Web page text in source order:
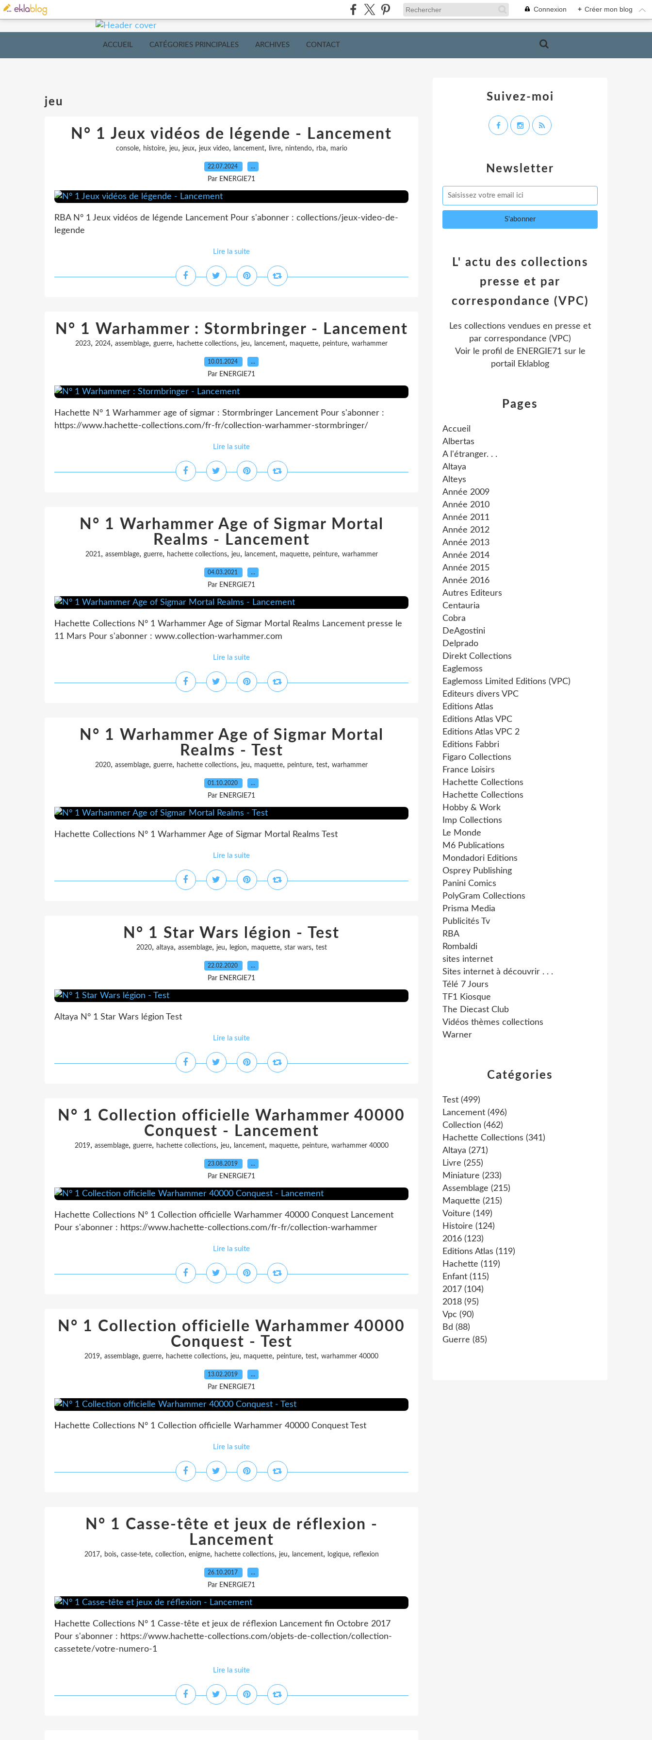
Connexion + Créer mon blog
ACCUEIL CATÉGORIES PRINCIPALES ARCHIVES CONTACT
jeu
N° 1 Jeux vidéos de légende - Lancement
console, histoire, jeu, jeux, jeux video, lancement, livre, nintendo, rba, mario
22.07.2024 …
Par ENERGIE71
RBA N° 1 Jeux vidéos de légende Lancement Pour s'abonner : collections/jeux-video-de-
legende
Lire la suite
N° 1 Warhammer : Stormbringer - Lancement
2023, 2024, assemblage, guerre, hachette collections, jeu, lancement, maquette, peinture, warhammer
10.01.2024 …
Par ENERGIE71
Hachette N° 1 Warhammer age of sigmar : Stormbringer Lancement Pour s'abonner :
https://www.hachette-collections.com/fr-fr/collection-warhammer-stormbringer/
Lire la suite
N° 1 Warhammer Age of Sigmar Mortal
Realms - Lancement
2021, assemblage, guerre, hachette collections, jeu, lancement, maquette, peinture, warhammer
04.03.2021 …
Par ENERGIE71
Hachette Collections N° 1 Warhammer Age of Sigmar Mortal Realms Lancement presse le
11 Mars Pour s'abonner : www.collection-warhammer.com
Lire la suite
N° 1 Warhammer Age of Sigmar Mortal
Realms - Test
2020, assemblage, guerre, hachette collections, jeu, maquette, peinture, test, warhammer
01.10.2020 …
Par ENERGIE71
Hachette Collections N° 1 Warhammer Age of Sigmar Mortal Realms Test
Lire la suite
N° 1 Star Wars légion - Test
2020, altaya, assemblage, jeu, legion, maquette, star wars, test
22.02.2020 …
Par ENERGIE71
Altaya N° 1 Star Wars légion Test
Lire la suite
N° 1 Collection officielle Warhammer 40000
Conquest - Lancement
2019, assemblage, guerre, hachette collections, jeu, lancement, maquette, peinture, warhammer 40000
23.08.2019 …
Par ENERGIE71
Hachette Collections N° 1 Collection officielle Warhammer 40000 Conquest Lancement
Pour s'abonner : https://www.hachette-collections.com/fr-fr/collection-warhammer
Lire la suite
N° 1 Collection officielle Warhammer 40000
Conquest - Test
2019, assemblage, guerre, hachette collections, jeu, maquette, peinture, test, warhammer 40000
13.02.2019 …
Par ENERGIE71
Hachette Collections N° 1 Collection officielle Warhammer 40000 Conquest Test
Lire la suite
N° 1 Casse-tête et jeux de réflexion -
Lancement
2017, bois, casse-tete, collection, enigme, hachette collections, jeu, lancement, logique, reflexion
26.10.2017 …
Par ENERGIE71
Hachette Collections N° 1 Casse-tête et jeux de réflexion Lancement fin Octobre 2017
Pour s'abonner : https://www.hachette-collections.com/objets-de-collection/collection-
cassetete/votre-numero-1
Lire la suite
Newsletter
Catégories
Test (499)
Lancement (496)
Collection (462)
Hachette Collections (341)
Altaya (271)
Livre (255)
Miniature (233)
Assemblage (215)
Maquette (215)
Voiture (149)
Histoire (124)
2016 (123)
Editions Atlas (119)
Hachette (119)
Enfant (115)
2017 (104)
2018 (95)
Vpc (90)
Bd (88)
Guerre (85)
Pages
Accueil
Albertas
A l'étranger. . .
Altaya
Alteys
Année 2009
Année 2010
Année 2011
Année 2012
Année 2013
Année 2014
Année 2015
Année 2016
Autres Editeurs
Centauria
Cobra
DeAgostini
Delprado
Direkt Collections
Eaglemoss
Eaglemoss Limited Editions (VPC)
Editeurs divers VPC
Editions Atlas
Editions Atlas VPC
Editions Atlas VPC 2
Editions Fabbri
Figaro Collections
France Loisirs
Hachette Collections
Hachette Collections
Hobby & Work
Imp Collections
Le Monde
M6 Publications
Mondadori Editions
Osprey Publishing
Panini Comics
PolyGram Collections
Prisma Media
Publicités Tv
RBA
Rombaldi
sites internet
Sites internet à découvrir . . .
Télé 7 Jours
TF1 Kiosque
The Diecast Club
Vidéos thèmes collections
Warner
L' actu des collections
presse et par
correspondance (VPC)
Les collections vendues en presse et
par correspondance (VPC)
Voir le profil de ENERGIE71sur le
portail Eklablog
Suivez-moi